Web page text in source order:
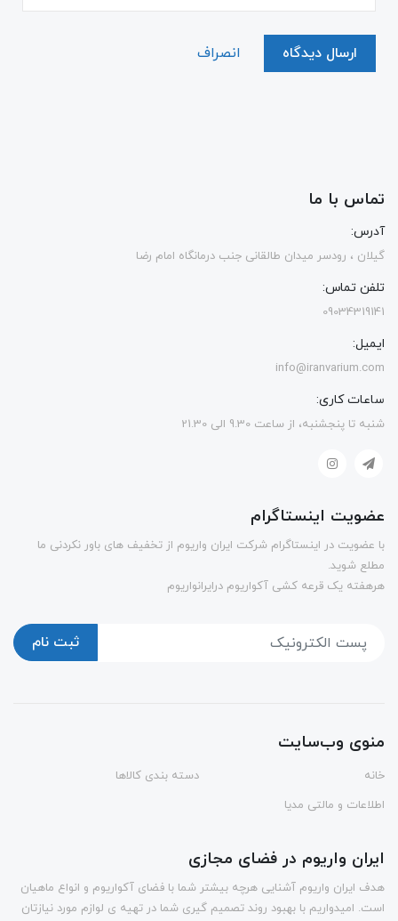
ارسال دیدگاه انصراف
تماس با ما
آدرس:
گیلان ، رودسر میدان طالقانی جنب درمانگاه امام رضا
تلفن تماس:
09034319141
ایمیل:
info@iranvarium.com
ساعات کاری:
شنبه تا پنجشنبه، از ساعت 9.30 الی 21.30
عضویت اینستاگرام
با عضویت در اینستاگرام شرکت ایران واریوم از تخفیف های باور نکردنی ما
مطلع شوید.
هرهفته یک قرعه کشی آکواریوم درایرانواریوم
ثبت نام
منوی وب‌سایت
خانه
دسته بندی کالاها
اطلاعات و مالتی مدیا
ایران واریوم در فضای مجازی
هدف ایران واریوم آشنایی هرچه بیشتر شما با فضای آکواریوم و انواع ماهیان
است. امیدواریم با بهبود روند تصمیم گیری شما در تهیه ی لوازم مورد نیازتان